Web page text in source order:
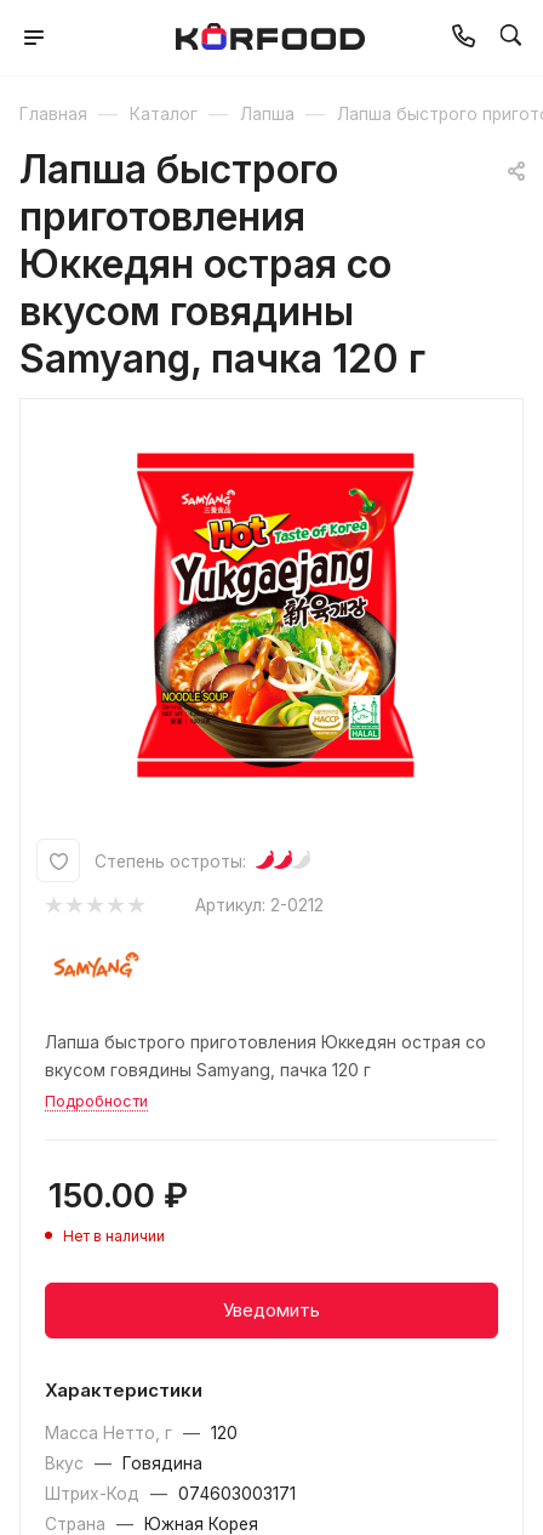
Главная — Каталог — Лапша — Лапша быстрого
Лапша быстрого
приготовления
Юккедян острая со
вкусом говядины
Samyang, пачка 120 г
Степень остроты:
Артикул: 2-0212
Лапша быстрого приготовления Юккедян острая со
вкусом говядины Samyang, пачка 120 г
Подробности
150.00 ₽
Нет в наличии
Уведомить
Характеристики
Масса Нетто, г — 120
Вкус
—
Говядина
Штрих-Код
— 074603003171
Страна
—
Южная Корея